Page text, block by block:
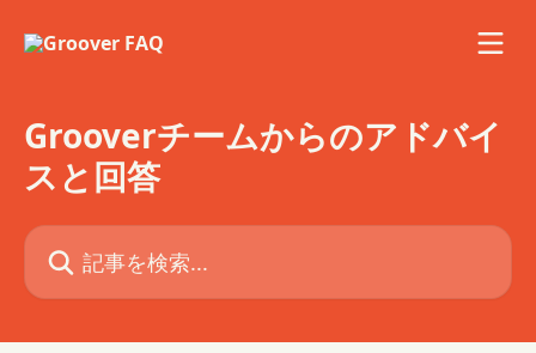
Grooverチームからのアドバイ
スと回答
記事を検索...